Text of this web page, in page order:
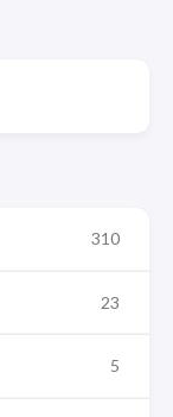
310
23
5